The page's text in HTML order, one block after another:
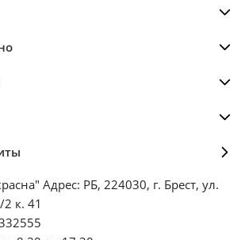
Адрес: РБ, 224030, г. Брест, ул.
к. 41